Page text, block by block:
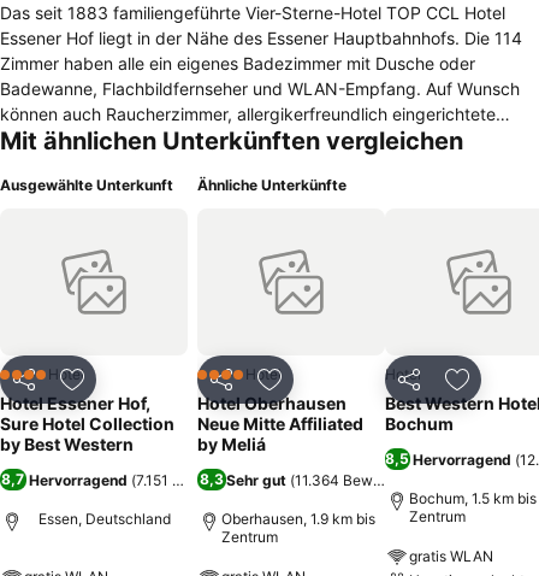
Das seit 1883 familiengeführte Vier-Sterne-Hotel TOP CCL Hotel
Essener Hof liegt in der Nähe des Essener Hauptbahnhofs. Die 114
Zimmer haben alle ein eigenes Badezimmer mit Dusche oder
Badewanne, Flachbildfernseher und WLAN-Empfang. Auf Wunsch
können auch Raucherzimmer, allergikerfreundlich eingerichtete
Zimmer oder Familienzimmer gebucht werden. Die drei Apartments
Küche. In der Bar des TOP CCL Hotel Essener Hof werden
angeschlossene Restaurant bietet internationale Küche, in der Bar
gibt es auch spät abends noch Getränke und eine umfangreiche
Whisky-Auswahl. Das Stadtzentrum und der Hauptbahnhof sind zu
Bahn-Station gelangen Gäste schnell zum Grugapark oder zum
Essener Messegelände. Der Baldeneysee und die Villa Hügel sind
mit dem Auto in einer Viertelstunde zu erreichen. Zudem liegen alle
Firmenzentralen in unmittelbarer Nähe des Hotels.
Mit ähnlichen Unterkünften vergleichen
Ausgewählte Unterkunft
Teilen Zu Favoriten hinzufügen
4 SterneHotel
Hotel Essener Hof,
Sure Hotel Collection
by Best Western
8,7 Hervorragend (7.151 Bewertungen)
Essen, Deutschland
Ähnliche Unterkünfte
Teilen Zu Favoriten hinzufügen
4 SterneHotel
Hotel Oberhausen
Neue Mitte Affiliated
by Meliá
8,3Sehr gut (11.364 Bewertungen
Oberhausen, 1.9 km bis
Zentrum
Teilen Zu
Hotel
Best Western
Bochum
8,5 Hervorragend (
Bochum, 1.5 km bis
Zentrum
gratis WLAN